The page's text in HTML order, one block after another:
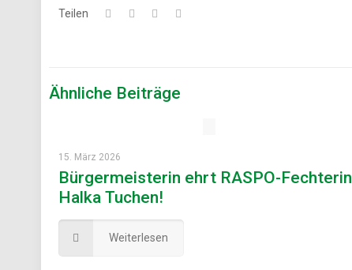
Teilen
Ähnliche Beiträge
15. März 2026
Bürgermeisterin ehrt RASPO-Fechterin
Halka Tuchen!
Weiterlesen